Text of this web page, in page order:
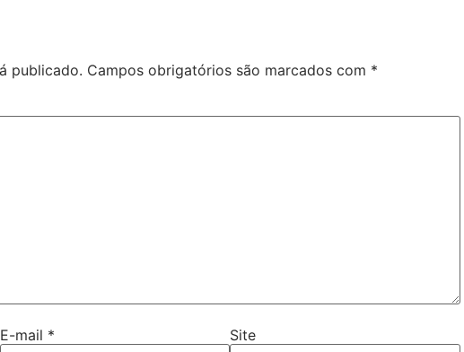
publicado. Campos obrigatórios são marcados com *
E-mail * Site